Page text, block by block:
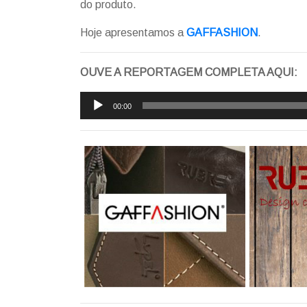
do produto.
Hoje apresentamos aGAFFASHION.
OUVE A REPORTAGEM COMPLETA AQUI:
Reprodutor
de
áudio
00:00